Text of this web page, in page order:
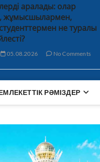
аралады: олар
жұмысшылармен,
не туралы
05.08.2026 No Comments
РӘМІЗДЕР